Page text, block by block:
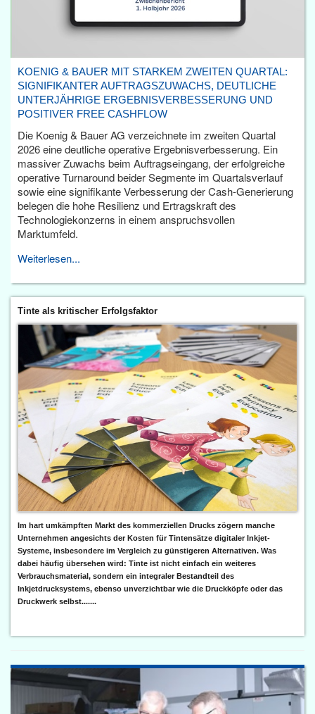
KOENIG & BAUER MIT STARKEM ZWEITEN QUARTAL:
SIGNIFIKANTER AUFTRAGSZUWACHS, DEUTLICHE
UNTERJÄHRIGE ERGEBNISVERBESSERUNG UND
POSITIVER FREE CASHFLOW
Die Koenig & Bauer AG verzeichnete im zweiten Quartal
2026 eine deutliche operative Ergebnisverbesserung. Ein
massiver Zuwachs beim Auftragseingang, der erfolgreiche
operative Turnaround beider Segmente im Quartalsverlauf
sowie eine signifikante Verbesserung der Cash-Generierung
belegen die hohe Resilienz und Ertragskraft des
Technologiekonzerns in einem anspruchsvollen
Marktumfeld.
Weiterlesen...
Tinte als kritischer Erfolgsfaktor
Im hart umkämpften Markt des kommerziellen Drucks zögern manche
Unternehmen angesichts der Kosten für Tintensätze digitaler Inkjet-
Systeme, insbesondere im Vergleich zu günstigeren Alternativen. Was
dabei häufig übersehen wird: Tinte ist nicht einfach ein weiteres
Verbrauchsmaterial, sondern ein integraler Bestandteil des
Inkjetdrucksystems, ebenso unverzichtbar wie die Druckköpfe oder das
Druckwerk selbst.......